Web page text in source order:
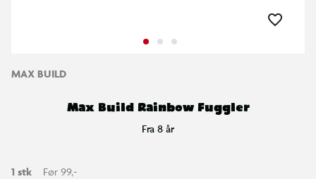
MAX BUILD
Max Build Rainbow Fuggler
Fra 8 år
1 stk Før 99,-